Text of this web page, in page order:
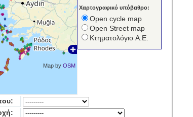
Map byOSM
Χαρτογραφικό υπόβαθρο:
Open cycle map
Open Street map
Κτηματολόγιο Α.Ε.